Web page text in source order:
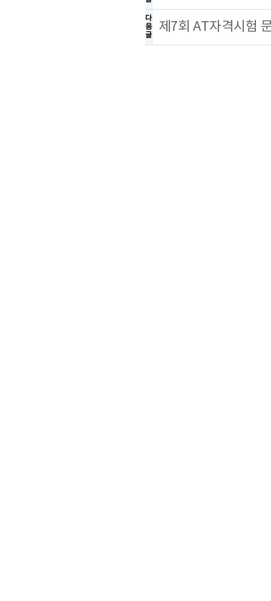
다
음
글
제7회 AT자격시험